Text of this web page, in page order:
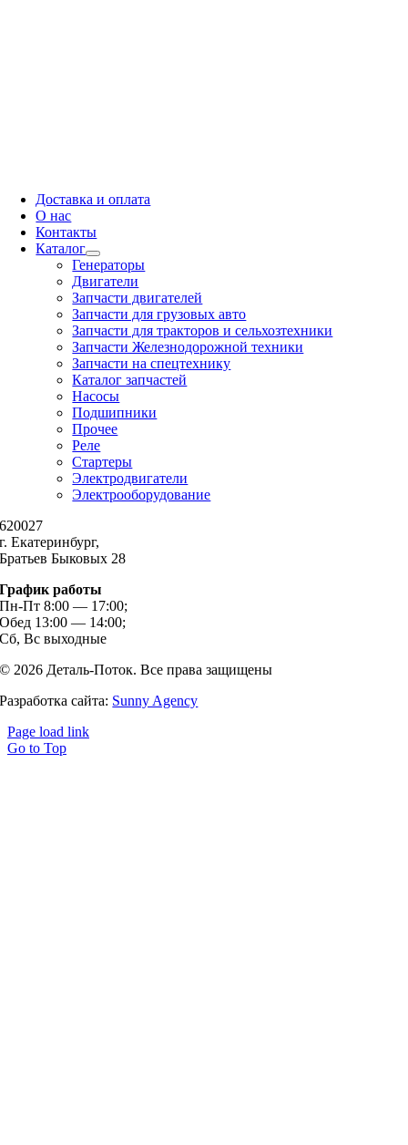
Доставка и оплата
О нас
Контакты
Каталог
Генераторы
Двигатели
Запчасти двигателей
Запчасти для грузовых авто
Запчасти для тракторов и сельхозтехники
Запчасти Железнодорожной техники
Запчасти на спецтехнику
Каталог запчастей
Насосы
Подшипники
Прочее
Реле
Стартеры
Электродвигатели
Электрооборудование
620027
г. Екатеринбург,
Братьев Быковых 28
График работы
Пн-Пт 8:00 — 17:00;
Обед 13:00 — 14:00;
Сб, Вс выходные
© 2026 Деталь-Поток. Все права защищены
Разработка сайта: Sunny Agency
Page load link
Go to Top